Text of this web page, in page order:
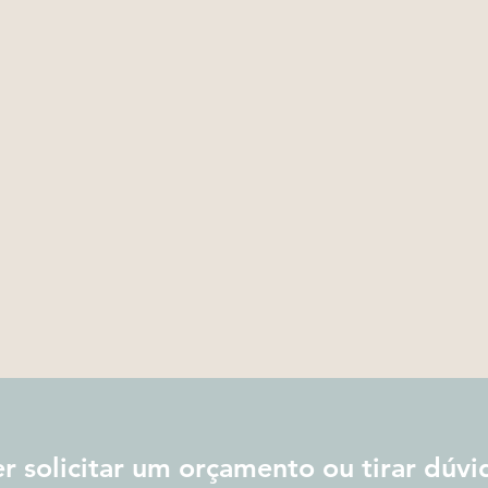
solicitar um orçamento ou tirar